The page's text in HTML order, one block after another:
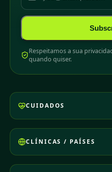
Respeitamos a sua
quando quiser.
CUIDADOS
CLÍNICAS / PAÍSES